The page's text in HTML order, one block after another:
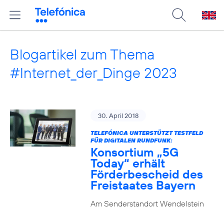
Blogartikel zum Thema
#Internet_der_Dinge 2023
30. April 2018
TELEFÓNICA UNTERSTÜTZT TESTFELD
FÜR DIGITALEN RUNDFUNK:
Konsortium „5G
Today“ erhält
Förderbescheid des
Freistaates Bayern
Am Senderstandort Wendelstein